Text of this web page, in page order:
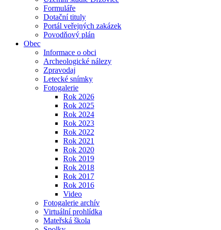
Formuláře
Dotační tituly
Portál veřejných zakázek
Povodňový plán
Obec
Informace o obci
Archeologické nálezy
Zpravodaj
Letecké snímky
Fotogalerie
Rok 2026
Rok 2025
Rok 2024
Rok 2023
Rok 2022
Rok 2021
Rok 2020
Rok 2019
Rok 2018
Rok 2017
Rok 2016
Video
Fotogalerie archív
Virtuální prohlídka
Mateřská škola